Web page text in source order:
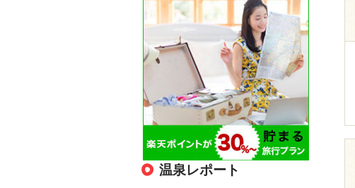
温泉レポート